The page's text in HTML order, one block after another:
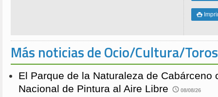

Más noticias de Ocio/Cultura/Toros
El Parque de la Naturaleza de Cabárceno
Nacional de Pintura al Aire Libre
08/08/26